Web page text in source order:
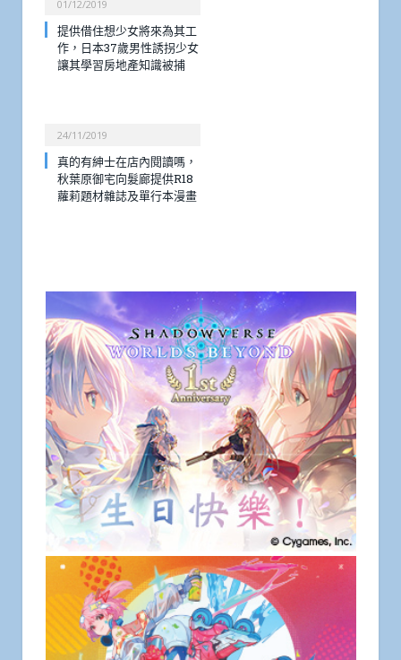
01/12/2019
提供借住想少女將來為其工
作，日本37歲男性誘拐少女
讓其學習房地產知識被捕
24/11/2019
真的有紳士在店內閱讀嗎，
秋葉原御宅向髮廊提供R18
蘿莉題材雜誌及單行本漫畫